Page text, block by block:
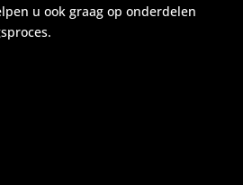
u ook graag op onderdelen